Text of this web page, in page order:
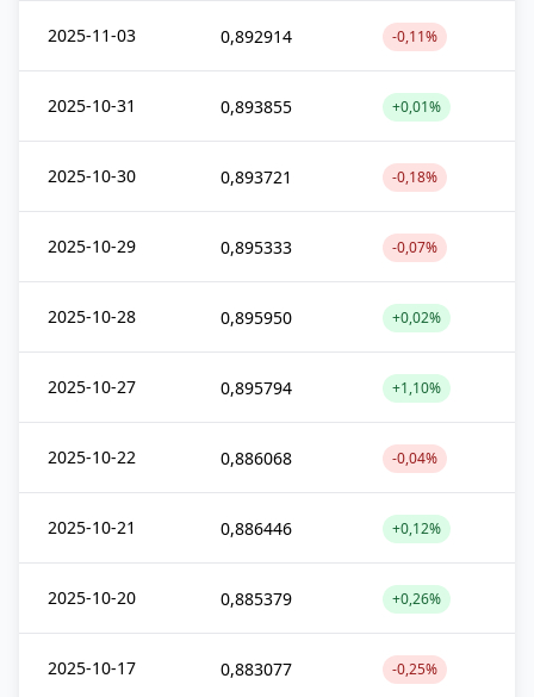
2025-11-03 0,892914 -0,11%
2025-10-31 0,893855 +0,01%
2025-10-30 0,893721 -0,18%
2025-10-29 0,895333 -0,07%
2025-10-28 0,895950 +0,02%
2025-10-27 0,895794 +1,10%
2025-10-22 0,886068 -0,04%
2025-10-21 0,886446 +0,12%
2025-10-20 0,885379 +0,26%
2025-10-17 0,883077 -0,25%